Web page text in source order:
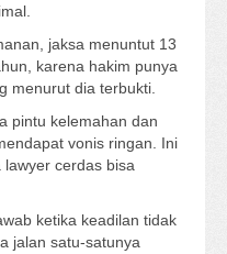
jaksa menuntut 13
karena hakim punya
menurut dia terbukti.
pintu kelemahan dan
vonis ringan. Ini
cerdas bisa
ketika keadilan tidak
jalan satu-satunya